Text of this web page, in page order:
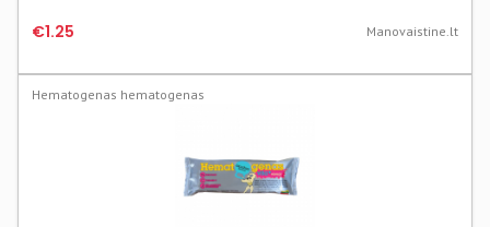
€1.25 Manovaistine.lt
Hematogenas hematogenas